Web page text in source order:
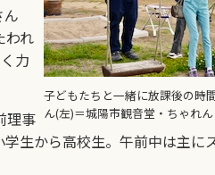
子どもたちと一緒に放課後の時
ん(左)＝城陽市観音堂・ちゃれん
われ
力
理事
生から高校生。午前中は主に